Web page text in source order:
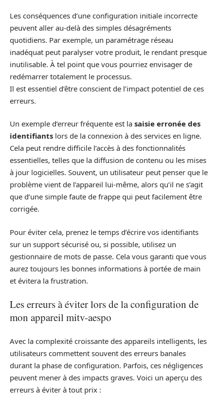
Les conséquences d’une configuration initiale incorrecte
peuvent aller au-delà des simples désagréments
quotidiens. Par exemple, un paramétrage réseau
inadéquat peut paralyser votre produit, le rendant presque
inutilisable. À tel point que vous pourriez envisager de
redémarrer totalement le processus.
Il est essentiel d’être conscient de l’impact potentiel de ces
erreurs.
Un exemple d’erreur fréquente est la saisie erronée des
identifiants lors de la connexion à des services en ligne.
Cela peut rendre difficile l’accès à des fonctionnalités
essentielles, telles que la diffusion de contenu ou les mises
à jour logicielles. Souvent, un utilisateur peut penser que le
problème vient de l’appareil lui-même, alors qu’il ne s’agit
que d’une simple faute de frappe qui peut facilement être
corrigée.
Pour éviter cela, prenez le temps d’écrire vos identifiants
sur un support sécurisé ou, si possible, utilisez un
gestionnaire de mots de passe. Cela vous garanti que vous
aurez toujours les bonnes informations à portée de main
et évitera la frustration.
Les erreurs à éviter lors de la configuration de
mon appareil mitv-aespo
Avec la complexité croissante des appareils intelligents, les
utilisateurs commettent souvent des erreurs banales
durant la phase de configuration. Parfois, ces négligences
peuvent mener à des impacts graves. Voici un aperçu des
erreurs à éviter à tout prix :